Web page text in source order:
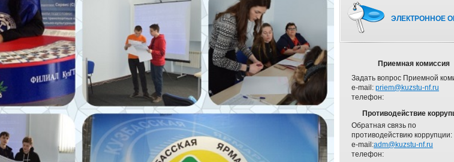
ЭЛЕКТРОННОЕ
Приемная комиссия
Задать вопрос Приемной
e-mail: priem@kuzstu-nf.ru
телефон:
Противодействие
Обратная связь по
противодействию коррупции:
e-mail:adm@kuzstu-nf.ru
телефон: